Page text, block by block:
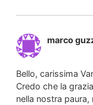
marco
Bello, carissima
Credo che la
nella nostra